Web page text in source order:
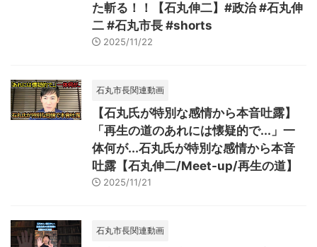
た斬る！！【石丸伸二】#政治 #石丸伸
二 #石丸市長 #shorts
2025/11/22
石丸市長関連動画
【石丸氏が特別な感情から本音吐露】
「再生の道のあれには懐疑的で...」一
体何が...石丸氏が特別な感情から本音
吐露【石丸伸二/Meet-up/再生の道】
2025/11/21
石丸市長関連動画